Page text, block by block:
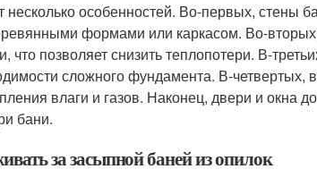
несколько особенностей. Во-первых, стены
формами или каркасом. Во-
позволяет снизить теплопотери. В-
сложного фундамента. В-четвертых,
влаги и газов. Наконец, двери и окна
бани.
за засыпной баней из опилок